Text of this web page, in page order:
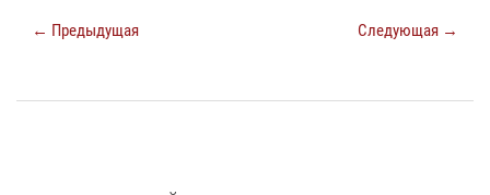
← Предыдущая Следующая →